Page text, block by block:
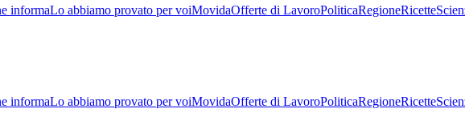
informaLo abbiamo provato per voiMovidaOfferte di LavoroPoliticaRegioneRicette
informaLo abbiamo provato per voiMovidaOfferte di LavoroPoliticaRegioneRicette